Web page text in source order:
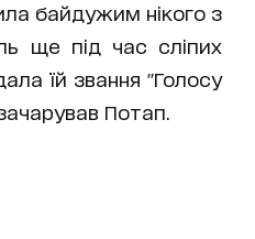
байдужим нікого з
ще під час сліпих
їй звання "Голосу
Потап.